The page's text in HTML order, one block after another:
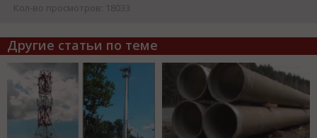
Кол-во просмотров: 18033
Другие статьи по теме